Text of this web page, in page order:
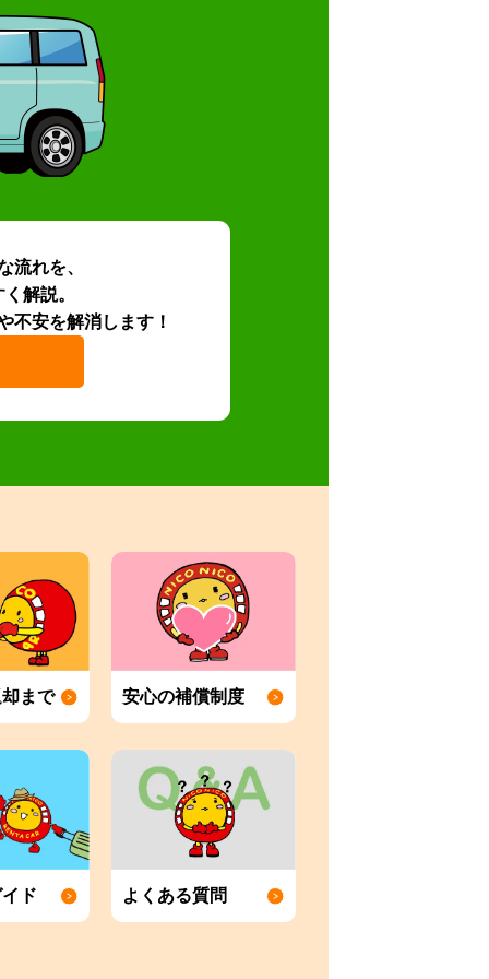
流れを、
解説。
不安を解消します！
まで 安心の補償制度
ド よくある質問